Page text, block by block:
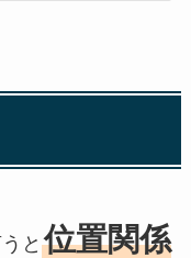
と 位置関係